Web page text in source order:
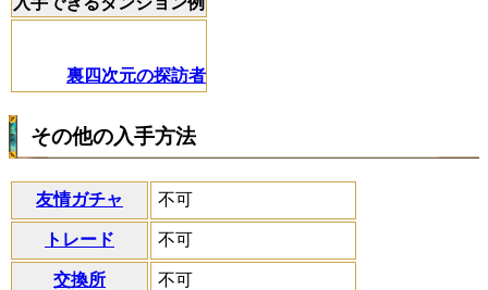
裏四次元の探訪者
その他の入手方法
友情ガチャ 不可
トレード 不可
交換所 不可